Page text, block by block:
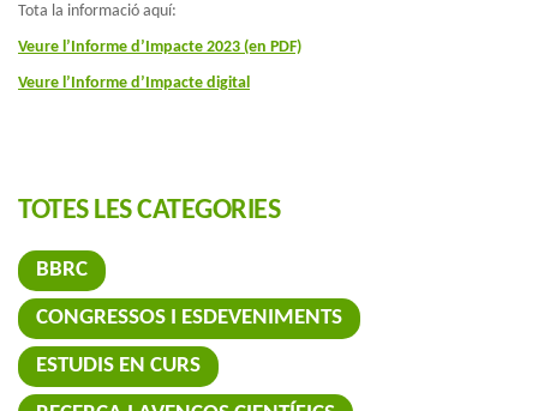
Tota la informació aquí:
Veure l’Informe d’Impacte 2023 (en PDF)
Veure l’Informe d’Impacte digital
TOTES LES CATEGORIES
BBRC
CONGRESSOS I ESDEVENIMENTS
ESTUDIS EN CURS